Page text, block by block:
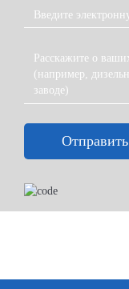
Отправить